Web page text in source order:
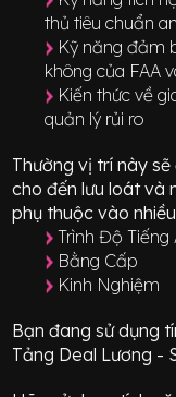
thủ tiêu chuẩn
Kỹ năng đảm
không của FAA
Kiến thức về
quản lý rủi ro
Thường vị trí này
cho đến lưu loát và
phụ thuộc vào
Trình Độ Tiếng
Bằng Cấp
Kinh Nghiệm
Bạn đang sử dụng
Tảng Deal Lương -